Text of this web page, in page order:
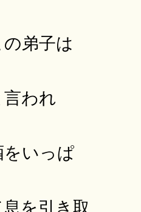
弟子は
われ
いっぱ
を引き取